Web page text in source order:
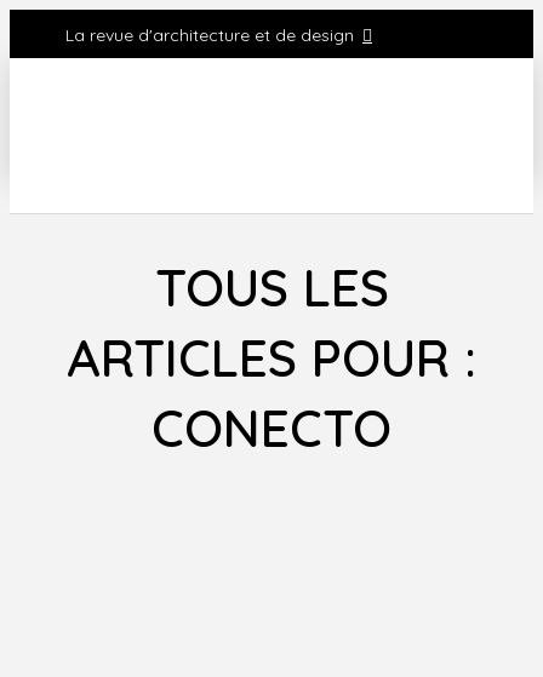
La revue d'architecture et de design
TOUS LES
ARTICLES POUR :
CONECTO